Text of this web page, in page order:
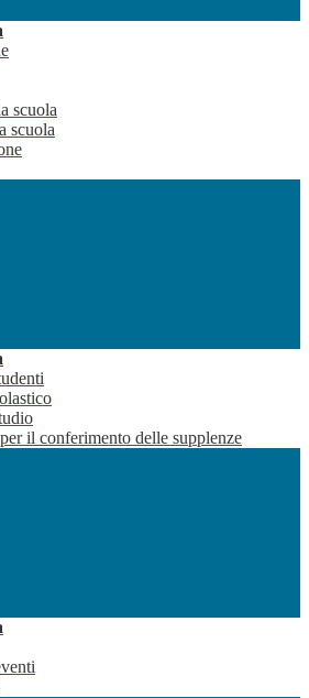
scuola
scuola
il conferimento delle supplenze